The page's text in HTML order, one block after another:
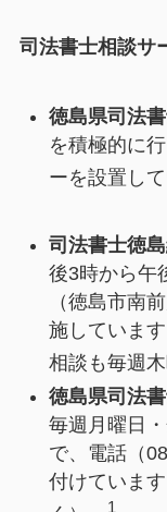
司法書士相談サ
徳島県司法
を積極的に
ーを設置して
司法書士徳
後3時から午
（徳島市南
施していま
相談も毎週
徳島県司法
毎週月曜日
で、電話（
付けていま
1